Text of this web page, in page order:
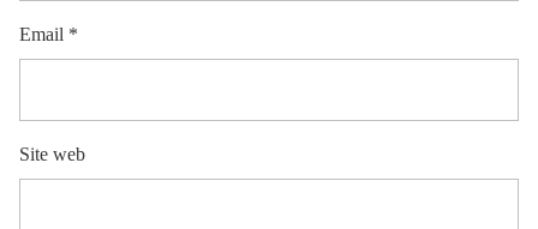
Email *
Site web